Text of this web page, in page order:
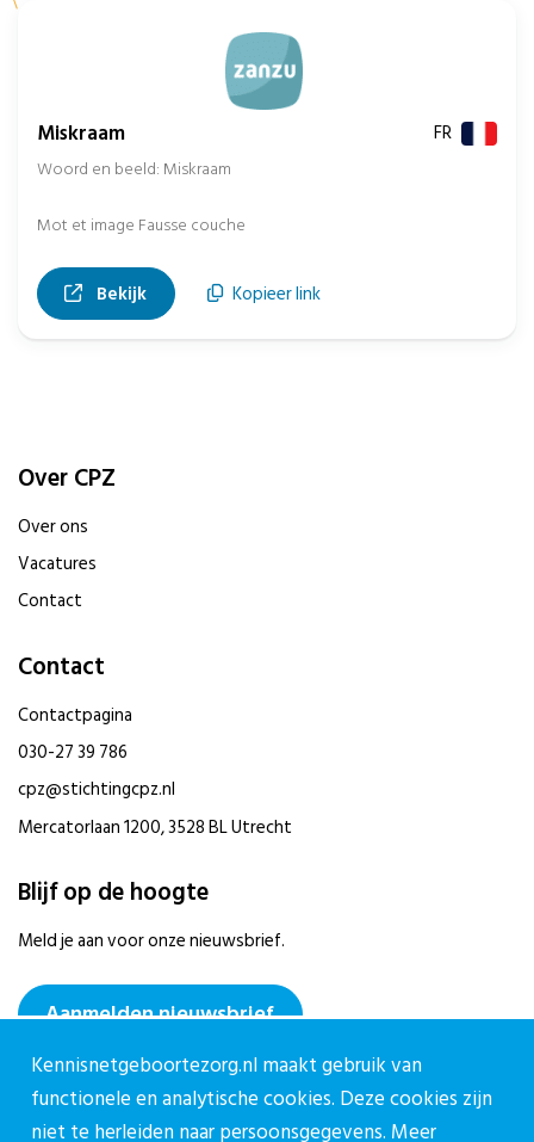
Miskraam FR
Woord en beeld: Miskraam
Mot et image Fausse couche
Bekijk, opent in nieuw tabblad
Kopieer link
Over CPZ
Over ons
Vacatures
Contact
Contact
Contactpagina
030-27 39 786
cpz@stichtingcpz.nl
Mercatorlaan 1200, 3528 BL Utrecht
Blijf op de hoogte
Meld je aan voor onze nieuwsbrief.
Aanmelden nieuwsbrief
Kennisnetgeboortezorg.nl maakt gebruik van
functionele en analytische cookies. Deze cookies zijn
niet te herleiden naar persoonsgegevens. Meer